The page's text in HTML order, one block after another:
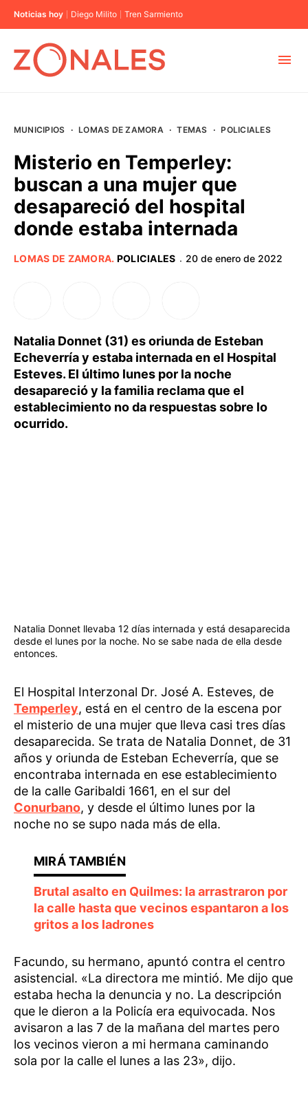
Noticias hoy Diego Milito Tren Sarmiento
BUENOS AIRES
PROVINCIAS
MUNICIPIOS · LOMAS DE ZAMORA · TEMAS · POLICIALES
Misterio en Temperley:
buscan a una mujer que
desapareció del hospital
donde estaba internada
LOMAS DE ZAMORA. POLICIALES · 20 de enero de 2022
Natalia Donnet (31) es oriunda de Esteban
Echeverría y estaba internada en el Hospital
Esteves. El último lunes por la noche
desapareció y la familia reclama que el
establecimiento no da respuestas sobre lo
ocurrido.
Natalia Donnet llevaba 12 días internada y está desaparecida
desde el lunes por la noche. No se sabe nada de ella desde
entonces.
El Hospital Interzonal Dr. José A. Esteves, de
Temperley, está en el centro de la escena por
el misterio de una mujer que lleva casi tres días
desaparecida. Se trata de Natalia Donnet, de 31
años y oriunda de Esteban Echeverría, que se
encontraba internada en ese establecimiento
de la calle Garibaldi 1661, en el sur del
Conurbano, y desde el último lunes por la
noche no se supo nada más de ella.
Brutal asalto en Quilmes: la arrastraron por
la calle hasta que vecinos espantaron a los
gritos a los ladrones
Facundo, su hermano, apuntó contra el centro
asistencial. «La directora me mintió. Me dijo que
estaba hecha la denuncia y no. La descripción
que le dieron a la Policía era equivocada. Nos
avisaron a las 7 de la mañana del martes pero
los vecinos vieron a mi hermana caminando
sola por la calle el lunes a las 23», dijo.